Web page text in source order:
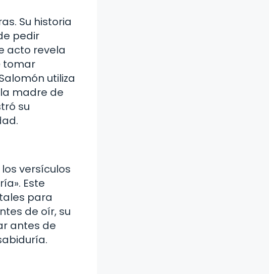
Su historia
pedir
acto revela
tomar
utiliza
madre de
su
versículos
Este
para
de oír, su
antes de